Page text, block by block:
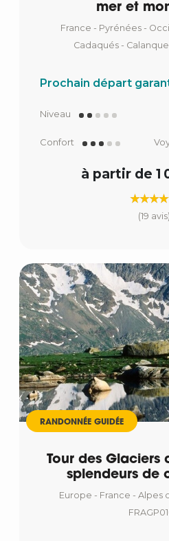
mer et
France - Pyrénées -
Cadaqués -
Prochain départ
Niveau
Confort
à partir de 1
(19 avis)
RANDONNÉE GUIDÉE
Tour des Glaciers
splendeurs de
Europe - France - Alpes